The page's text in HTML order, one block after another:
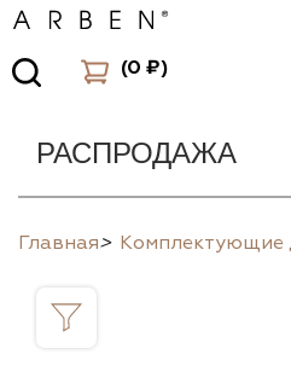
(0 ₽)
РАСПРОДАЖА
Главная> Комплектующие